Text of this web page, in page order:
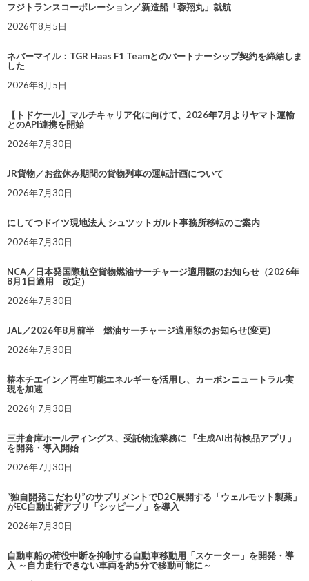
フジトランスコーポレーション／新造船「蓉翔丸」就航
2026年8月5日
ネバーマイル：TGR Haas F1 Teamとのパートナーシップ契約を締結しま
した
2026年8月5日
【トドケール】マルチキャリア化に向けて、2026年7月よりヤマト運輸
とのAPI連携を開始
2026年7月30日
JR貨物／お盆休み期間の貨物列車の運転計画について
2026年7月30日
にしてつドイツ現地法人 シュツットガルト事務所移転のご案内
2026年7月30日
NCA／日本発国際航空貨物燃油サーチャージ適用額のお知らせ（2026年
8月1日適用 改定）
2026年7月30日
JAL／2026年8月前半 燃油サーチャージ適用額のお知らせ(変更)
2026年7月30日
椿本チエイン／再生可能エネルギーを活用し、カーボンニュートラル実
現を加速
2026年7月30日
三井倉庫ホールディングス、受託物流業務に 「生成AI出荷検品アプリ」
を開発・導入開始
2026年7月30日
“独自開発こだわり”のサプリメントでD2C展開する「ウェルモット製薬」
がEC自動出荷アプリ「シッピーノ」を導入
2026年7月30日
自動車船の荷役中断を抑制する自動車移動用「スケーター」を開発・導
入 ～自力走行できない車両を約5分で移動可能に～